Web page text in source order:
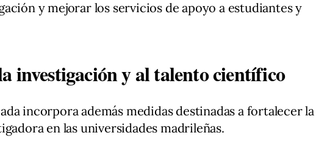
y mejorar los servicios de apoyo a estudiantes y
investigación y al talento científico
incorpora además medidas destinadas a fortalecer la
en las universidades madrileñas.